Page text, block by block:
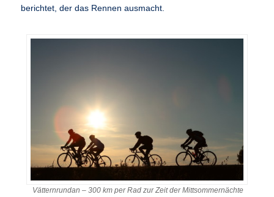
berichtet, der das Rennen ausmacht.
Vätternrundan – 300 km per Rad zur Zeit der Mittsommernächte